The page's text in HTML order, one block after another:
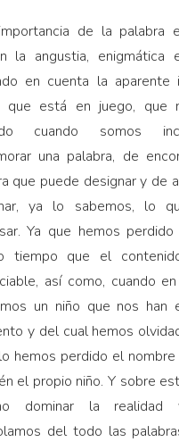
de la palabra
la angustia, enigmática
en cuenta la aparente
está en juego, que
cuando somos
una palabra, de
que puede designar y de
ya lo sabemos, lo
Ya que hemos
tiempo que el
así como, cuando
un niño que nos han
y del cual hemos
hemos perdido el nombre
el propio niño. Y sobre
dominar la realidad
del todo las